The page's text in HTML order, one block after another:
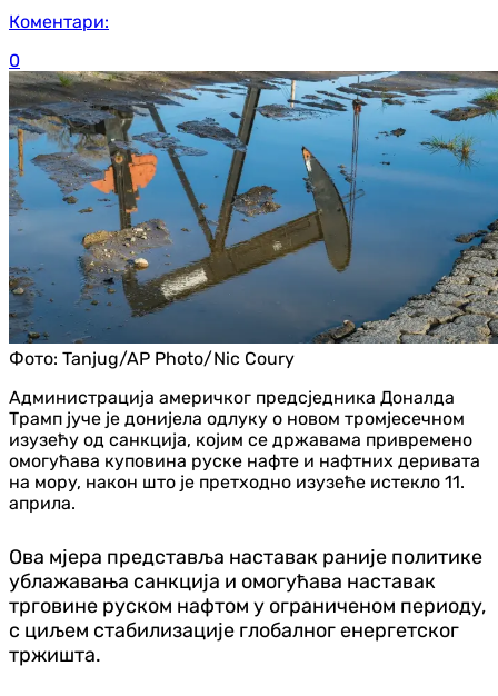
Коментари:
0
Фото: Tanjug/AP Photo/Nic Coury
Администрација америчког предсједника Доналда
Трамп јуче је донијела одлуку о новом тромјесечном
изузећу од санкција, којим се државама привремено
омогућава куповина руске нафте и нафтних деривата
на мору, након што је претходно изузеће истекло 11.
априла.
Ова мјера представља наставак раније политике
ублажавања санкција и омогућава наставак
трговине руском нафтом у ограниченом периоду,
с циљем стабилизације глобалног енергетског
тржишта.